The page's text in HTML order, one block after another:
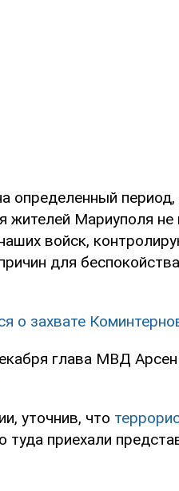
определенный
жителей Мариуполя
войск,
для
о захвате
глава МВД
уточнив, что
туда приехали